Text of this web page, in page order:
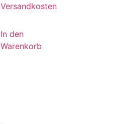
Versandkosten
In den
Warenkorb